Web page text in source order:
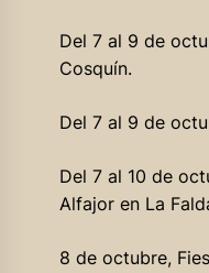
Del 7 al 9 de
Cosquín.
Del 7 al 9 de
Del 7 al 10 de
Alfajor en La
8 de octubre,